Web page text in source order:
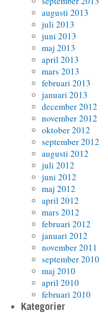
augusti 2013
juli 2013
juni 2013
maj 2013
april 2013
mars 2013
februari 2013
januari 2013
december 2012
november 2012
oktober 2012
september 2012
augusti 2012
juli 2012
juni 2012
maj 2012
april 2012
mars 2012
februari 2012
januari 2012
november 2011
september 2010
maj 2010
april 2010
februari 2010
Kategorier